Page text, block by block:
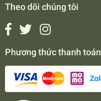
Theo dõi chúng tôi
Phương thức thanh toán